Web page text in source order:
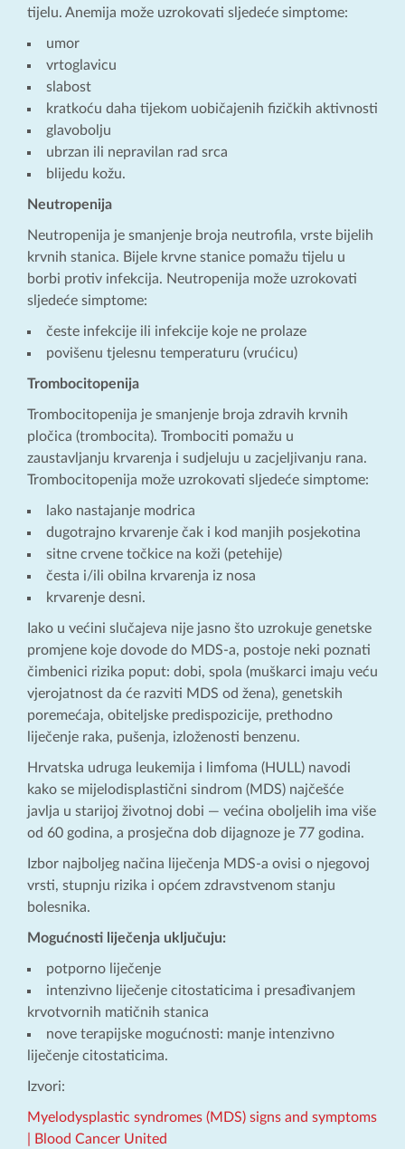
tijelu. Anemija može uzrokovati sljedeće simptome:
umor
vrtoglavicu
slabost
kratkoću daha tijekom uobičajenih fizičkih aktivnosti
glavobolju
ubrzan ili nepravilan rad srca
blijedu kožu.
Neutropenija
Neutropenija je smanjenje broja neutrofila, vrste bijelih
krvnih stanica. Bijele krvne stanice pomažu tijelu u
borbi protiv infekcija. Neutropenija može uzrokovati
sljedeće simptome:
česte infekcije ili infekcije koje ne prolaze
povišenu tjelesnu temperaturu (vrućicu)
Trombocitopenija
Trombocitopenija je smanjenje broja zdravih krvnih
pločica (trombocita). Trombociti pomažu u
zaustavljanju krvarenja i sudjeluju u zacjeljivanju rana.
Trombocitopenija može uzrokovati sljedeće simptome:
lako nastajanje modrica
dugotrajno krvarenje čak i kod manjih posjekotina
sitne crvene točkice na koži (petehije)
česta i/ili obilna krvarenja iz nosa
krvarenje desni.
Iako u većini slučajeva nije jasno što uzrokuje genetske
promjene koje dovode do MDS-a, postoje neki poznati
čimbenici rizika poput: dobi, spola (muškarci imaju veću
vjerojatnost da će razviti MDS od žena), genetskih
poremećaja, obiteljske predispozicije, prethodno
liječenje raka, pušenja, izloženosti benzenu.
Hrvatska udruga leukemija i limfoma (HULL) navodi
kako se mijelodisplastični sindrom (MDS) najčešće
javlja u starijoj životnoj dobi — većina oboljelih ima više
od 60 godina, a prosječna dob dijagnoze je 77 godina.
Izbor najboljeg načina liječenja MDS-a ovisi o njegovoj
vrsti, stupnju rizika i općem zdravstvenom stanju
bolesnika.
Mogućnosti liječenja uključuju:
potporno liječenje
intenzivno liječenje citostaticima i presađivanjem
krvotvornih matičnih stanica
nove terapijske mogućnosti: manje intenzivno
liječenje citostaticima.
Izvori:
Myelodysplastic syndromes (MDS) signs and symptoms
| Blood Cancer United